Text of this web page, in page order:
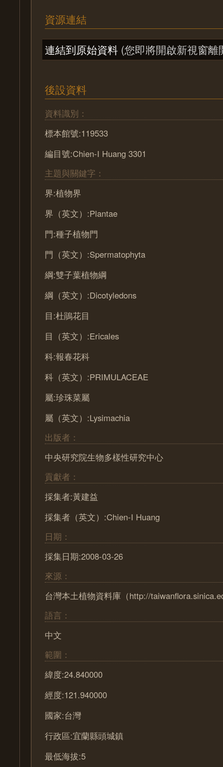
資源連結
連結到原始資料 (您即將開啟新視窗離
後設資料
資料識別：
標本館號:119533
編目號:Chien-I Huang 3301
主題與關鍵字：
界:植物界
界（英文）:Plantae
門:種子植物門
門（英文）:Spermatophyta
綱:雙子葉植物綱
綱（英文）:Dicotyledons
目:杜鵑花目
目（英文）:Ericales
科:報春花科
科（英文）:PRIMULACEAE
屬:珍珠菜屬
屬（英文）:Lysimachia
出版者：
中央研究院生物多樣性研究中心
貢獻者：
採集者:黃建益
採集者（英文）:Chien-I Huang
日期：
採集日期:2008-03-26
來源：
台灣本土植物資料庫（http://
語言：
中文
範圍：
緯度:24.840000
經度:121.940000
國家:台灣
行政區:宜蘭縣頭城鎮
最低海拔:5